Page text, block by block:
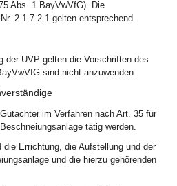
Abs. 1 BayVwVfG). Die
2.1.7.2.1 gelten entsprechend.
der UVP gelten die Vorschriften des
sind nicht anzuwenden.
im Verfahren nach Art. 35 für
tätig werden.
die Errichtung, die Aufstellung und der
und die hierzu gehörenden